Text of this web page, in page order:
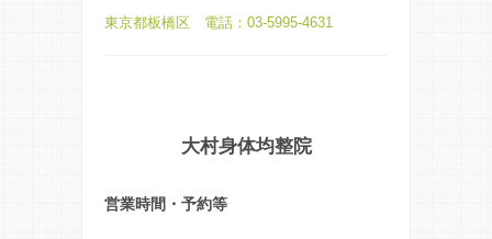
東京都板橋区 電話：03-5995-4631
大村身体均整院
営業時間・予約等